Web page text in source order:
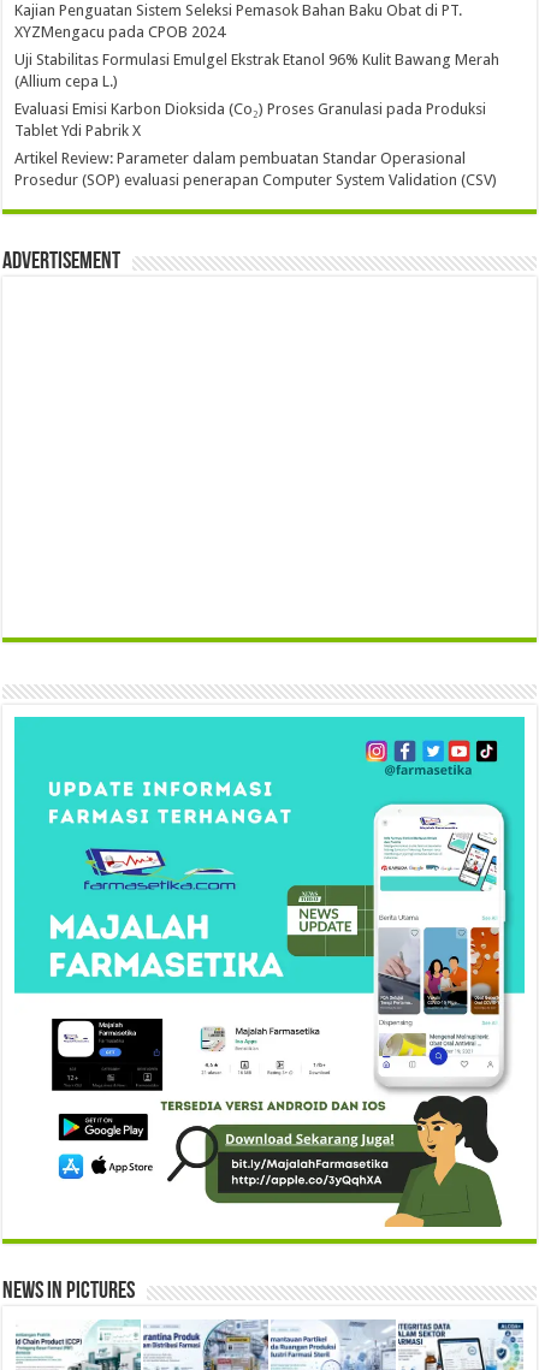
Kajian Penguatan Sistem Seleksi Pemasok Bahan Baku Obat di PT.
XYZMengacu pada CPOB 2024
Uji Stabilitas Formulasi Emulgel Ekstrak Etanol 96% Kulit Bawang Merah
(Allium cepa L.)
Evaluasi Emisi Karbon Dioksida (Co₂) Proses Granulasi pada Produksi
Tablet Ydi Pabrik X
Artikel Review: Parameter dalam pembuatan Standar Operasional
Prosedur (SOP) evaluasi penerapan Computer System Validation (CSV)
Advertisement
News in Pictures